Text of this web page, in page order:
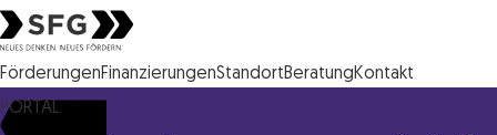
Steirische Wirtschaftsförderungsgesellschaft mbH SFG Logo
FörderungenFinanzierungenStandortBeratungKontakt
PORTAL